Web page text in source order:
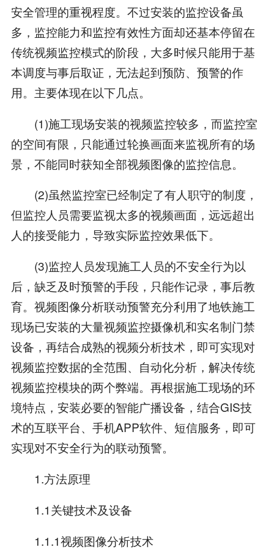
安全管理的重视程度。不过安装的监控设备虽
多，监控能力和监控有效性方面却还基本停留在
传统视频监控模式的阶段，大多时候只能用于基
本调度与事后取证，无法起到预防、预警的作
用。主要体现在以下几点。
(1)施工现场安装的视频监控较多，而监控室
的空间有限，只能通过轮换画面来监视所有的场
景，不能同时获知全部视频图像的监控信息。
(2)虽然监控室已经制定了有人职守的制度，
但监控人员需要监视太多的视频画面，远远超出
人的接受能力，导致实际监控效果低下。
(3)监控人员发现施工人员的不安全行为以
后，缺乏及时预警的手段，只能作记录，事后教
育。视频图像分析联动预警充分利用了地铁施工
现场已安装的大量视频监控摄像机和实名制门禁
设备，再结合成熟的视频分析技术，即可实现对
视频监控数据的全范围、自动化分析，解决传统
视频监控模块的两个弊端。再根据施工现场的环
境特点，安装必要的智能广播设备，结合GIS技
术的互联平台、手机APP软件、短信服务，即可
实现对不安全行为的联动预警。
1.方法原理
1.1关键技术及设备
1.1.1视频图像分析技术